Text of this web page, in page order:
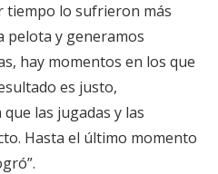
tiempo lo sufrieron más
pelota y generamos
hay momentos en los que
es justo,
las jugadas y las
Hasta el último momento